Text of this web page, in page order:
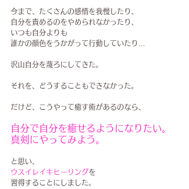
今まで、たくさんの感情を我慢したり、
自分を責めるのをやめられなかったり、
いつも自分よりも
誰かの顔色をうかがって行動していたり…
沢山自分を蔑ろにしてきた。
それを、どうすることもできなかった。
だけど、こうやって癒す術があるのなら、
自分で自分を癒せるようになりたい。
真剣にやってみよう。
と思い、
ウスイレイキヒーリングを
習得することにしました。